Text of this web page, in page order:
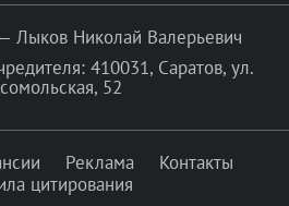
Лыков Николай Валерьевич
410031, Саратов, ул.
52
Реклама
Контакты
цитирования